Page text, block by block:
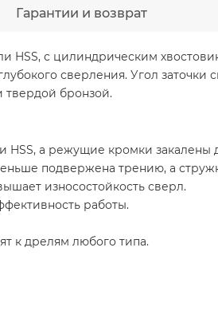
Гарантии и возврат
с цилиндрическим
сверления. Угол заточки
твердой бронзой.
а режущие кромки закалены
подвержена трению, а
износостойкость сверл.
работы.
к дрелям любого типа.